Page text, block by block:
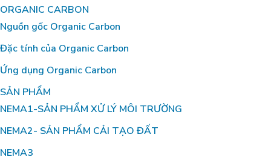
ORGANIC CARBON
Nguồn gốc Organic Carbon
Đặc tính của Organic Carbon
Ứng dụng Organic Carbon
SẢN PHẨM
NEMA1-SẢN PHẨM XỬ LÝ MÔI TRƯỜNG
NEMA2- SẢN PHẨM CẢI TẠO ĐẤT
NEMA3